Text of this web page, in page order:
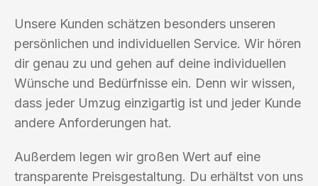
Unsere Kunden schätzen besonders unseren
persönlichen und individuellen Service. Wir hören
dir genau zu und gehen auf deine individuellen
Wünsche und Bedürfnisse ein. Denn wir wissen,
dass jeder Umzug einzigartig ist und jeder Kunde
andere Anforderungen hat.
Außerdem legen wir großen Wert auf eine
transparente Preisgestaltung. Du erhältst von uns